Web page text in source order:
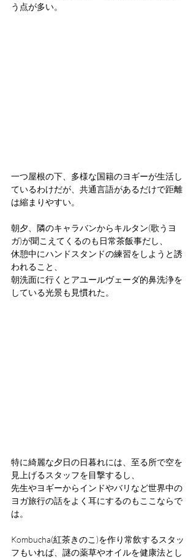
う点が多い。
一つ屋根の下、多様な国籍のヨギーが生活し
ているわけだが、共通言語があるだけで距離
は縮まりやすい。
朝夕、隣のキャラバンからキルタン(歌うヨ
ガ)が聞こえてくるのも日常茶飯事だし、
休憩中にハンドスタンドの練習をしようと誘
われること、
朝洗面に行くとアユールヴェーダ的鼻洗浄を
している光景も見慣れた。
特に綺麗な夕日の日暮れには、至る所で空を
見上げるスタッフを目撃するし、
先生やヨギーからインドやバリなど世界中の
ヨガ旅行の話をよく耳にするのもここならで
は。
Kombucha(紅茶きのこ)を作り常飲するスタッ
フもいれば、謎の薬草やオイルを健康法とし